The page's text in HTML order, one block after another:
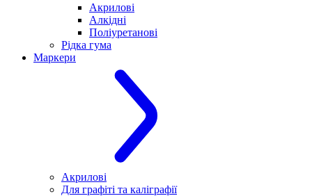
Акрилові
Алкідні
Поліуретанові
Рідка гума
Маркери
Акрилові
Для графіті та каліграфії